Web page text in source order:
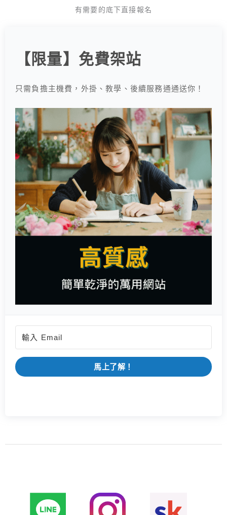
有需要的底下直接報名
【限量】免費架站
只需負擔主機費，外掛、教學、後續服務通通送你！
馬上了解！